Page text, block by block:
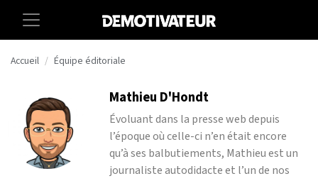
Accueil Équipe éditoriale
Mathieu D'Hondt
Évoluant dans la presse web depuis
l’époque où celle-ci n’en était encore
qu’à ses balbutiements, Mathieu est un
journaliste autodidacte et l’un de nos